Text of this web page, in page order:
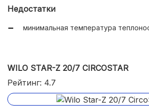
Недостатки
минимальная температура
WILO STAR-Z 20/7 CIRCOSTAR
Рейтинг: 4.7